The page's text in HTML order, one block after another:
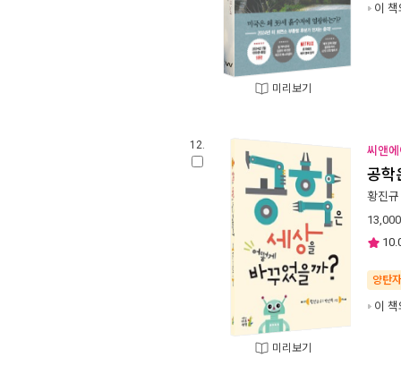
미리보기
이
12.
미리보기
씨앤
공학
황진규
13,000
양탄
이